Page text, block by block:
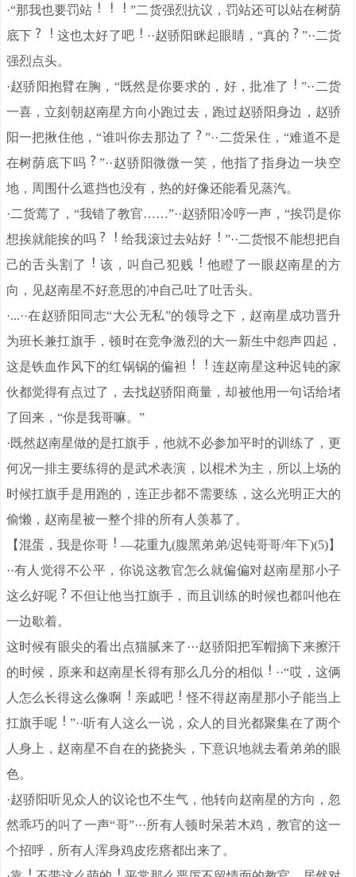
·“那我也要罚站
”二货强烈抗议，罚站还可以站在树荫
底下
这也太好了吧 ··赵骄阳眯起眼睛，“真的
”··二货
强烈点头。
·赵骄阳抱臂在胸，“既然是你要求的，好，批准了
”··二货
一喜，立刻朝赵南星方向小跑过去，跑过赵骄阳身边，赵骄
阳一把揪住他，“谁叫你去那边了
”··二货呆住，“难道不是
在树荫底下吗
”··赵骄阳微微一笑，他指了指身边一块空
地，周围什么遮挡也没有，热的好像还能看见蒸汽。
·二货蔫了，“我错了教官……”··赵骄阳冷哼一声，“挨罚是你
想挨就能挨的吗
给我滚过去站好
”··二货恨不能想把自
己的舌头割了
该，叫自己犯贱
他瞪了一眼赵南星的方
向，见赵南星不好意思的冲自己吐了吐舌头。
·...··在赵骄阳同志“大公无私”的领导之下，赵南星成功晋升
为班长兼扛旗手，顿时在竞争激烈的大一新生中怨声四起，
这是铁血作风下的红锅锅的偏袒
连赵南星这种迟钝的家
伙都觉得有点过了，去找赵骄阳商量，却被他用一句话给堵
了回来，“你是我哥嘛。”
·既然赵南星做的是扛旗手，他就不必参加平时的训练了，更
何况一排主要练得的是武术表演，以棍术为主，所以上场的
时候扛旗手是用跑的，连正步都不需要练，这么光明正大的
偷懒，赵南星被一整个排的所有人羡慕了。
【混蛋，我是你哥
—花重九(腹黑弟弟/迟钝哥哥/年下)(5)】
··有人觉得不公平，你说这教官怎么就偏偏对赵南星那小子
这么好呢
不但让他当扛旗手，而且训练的时候也都叫他在
一边歇着。
这时候有眼尖的看出点猫腻来了···赵骄阳把军帽摘下来擦汗
的时候，原来和赵南星长得有那么几分的相似
··“哎，这俩
人怎么长得这么像啊
亲戚吧
怪不得赵南星那小子能当上
扛旗手呢
”··听有人这么一说，众人的目光都聚集在了两个
人身上，赵南星不自在的挠挠头，下意识地就去看弟弟的眼
色。
·赵骄阳听见众人的议论也不生气，他转向赵南星的方向，忽
然乖巧的叫了一声“哥”···所有人顿时呆若木鸡，教官的这一
个招呼，所有人浑身鸡皮疙瘩都出来了。